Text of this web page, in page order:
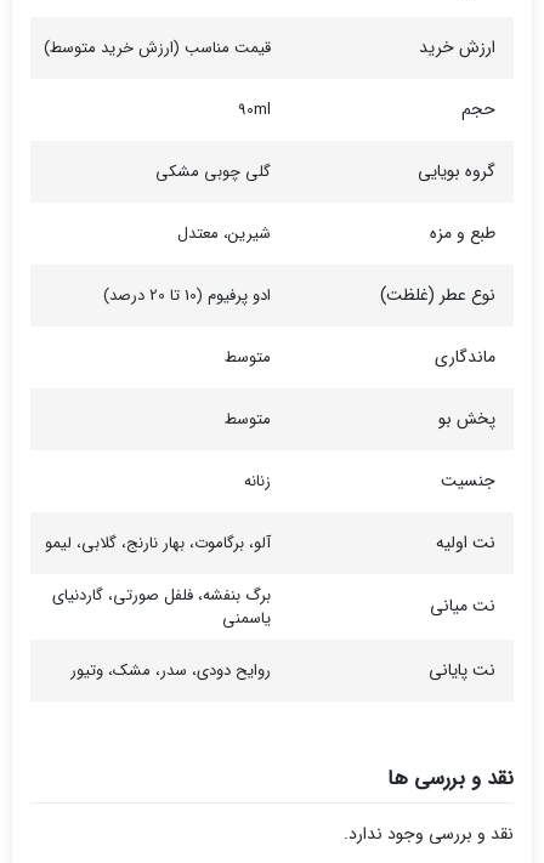
ارزش خرید قیمت مناسب (ارزش خرید متوسط)
حجم 90ml
گروه بویایی گلی چوبی مشکی
طبع و مزه شیرین، معتدل
نوع عطر (غلظت) ادو پرفیوم (10 تا 20 درصد)
ماندگاری متوسط
پخش بو متوسط
جنسیت زنانه
نت اولیه آلو، برگاموت، بهار نارنج، گلابی، لیمو
نت میانی
برگ بنفشه، فلفل صورتی، گاردنیای
یاسمنی
نت پایانی روایح دودی، سدر، مشک، وتیور
نقد و بررسی ها
نقد و بررسی وجود ندارد.